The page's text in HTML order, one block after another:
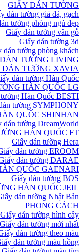
GIẤY DÁN TƯỜNG
dán tường giả đá, gạch
tường phòng ngủ đẹp
Giấy dán tường vân gỗ
Giấy dán tường 3d
dán tường phòng khách
TƯỜNG LIVING
DÁN TƯỜNG XAVIA
dán tường Hàn Quốc
HÀN QUỐC LG
Hàn Quốc BESTI
tường SYMPHONY
QUỐC SHINHAN
dán tường DreamWorld
HÀN QUỐC FT
Giấy dán tường Hera
dán tường EROOM
dán tường DARAE
QUỐC GAENARI
Giấy dán tường BOS
HÀN QUỐC JEIL
dán tường Nhật Bản
PHONG CÁCH
Giấy dán tường hình cây
Giấy dán tường mới nhất
dán tường theo màu
dán tường màu hồng